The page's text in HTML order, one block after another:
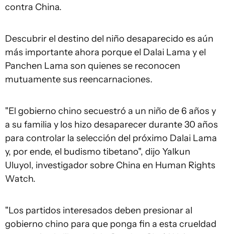
contra China.
Descubrir el destino del niño desaparecido es aún
más importante ahora porque el Dalai Lama y el
Panchen Lama son quienes se reconocen
mutuamente sus reencarnaciones.
"El gobierno chino secuestró a un niño de 6 años y
a su familia y los hizo desaparecer durante 30 años
para controlar la selección del próximo Dalai Lama
y, por ende, el budismo tibetano", dijo Yalkun
Uluyol, investigador sobre China en Human Rights
Watch.
"Los partidos interesados deben presionar al
gobierno chino para que ponga fin a esta crueldad